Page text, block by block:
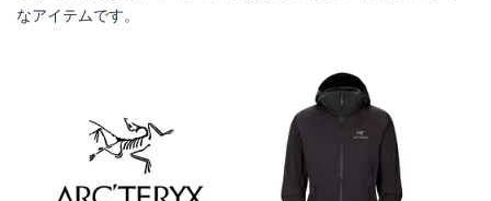
なアイテムです。